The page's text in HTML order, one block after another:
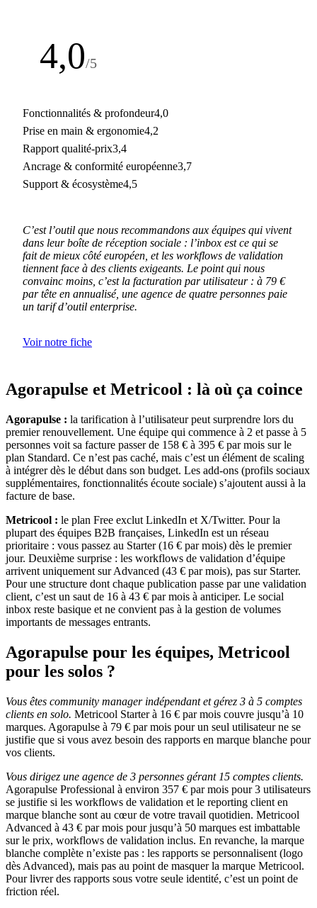
4,0/5
Fonctionnalités & profondeur4,0
Prise en main & ergonomie4,2
Rapport qualité-prix3,4
Ancrage & conformité européenne3,7
Support & écosystème4,5
C’est l’outil que nous recommandons aux équipes qui vivent
dans leur boîte de réception sociale : l’inbox est ce qui se
fait de mieux côté européen, et les workflows de validation
tiennent face à des clients exigeants. Le point qui nous
convainc moins, c’est la facturation par utilisateur : à 79 €
par tête en annualisé, une agence de quatre personnes paie
un tarif d’outil enterprise.
Voir notre fiche
Agorapulse et Metricool : là où ça coince
Agorapulse : la tarification à l’utilisateur peut surprendre lors du
premier renouvellement. Une équipe qui commence à 2 et passe à 5
personnes voit sa facture passer de 158 € à 395 € par mois sur le
plan Standard. Ce n’est pas caché, mais c’est un élément de scaling
à intégrer dès le début dans son budget. Les add-ons (profils sociaux
supplémentaires, fonctionnalités écoute sociale) s’ajoutent aussi à la
facture de base.
Metricool : le plan Free exclut LinkedIn et X/Twitter. Pour la
plupart des équipes B2B françaises, LinkedIn est un réseau
prioritaire : vous passez au Starter (16 € par mois) dès le premier
jour. Deuxième surprise : les workflows de validation d’équipe
arrivent uniquement sur Advanced (43 € par mois), pas sur Starter.
Pour une structure dont chaque publication passe par une validation
client, c’est un saut de 16 à 43 € par mois à anticiper. Le social
inbox reste basique et ne convient pas à la gestion de volumes
importants de messages entrants.
Agorapulse pour les équipes, Metricool
pour les solos ?
Vous êtes community manager indépendant et gérez 3 à 5 comptes
clients en solo. Metricool Starter à 16 € par mois couvre jusqu’à 10
marques. Agorapulse à 79 € par mois pour un seul utilisateur ne se
justifie que si vous avez besoin des rapports en marque blanche pour
vos clients.
Vous dirigez une agence de 3 personnes gérant 15 comptes clients.
Agorapulse Professional à environ 357 € par mois pour 3 utilisateurs
se justifie si les workflows de validation et le reporting client en
marque blanche sont au cœur de votre travail quotidien. Metricool
Advanced à 43 € par mois pour jusqu’à 50 marques est imbattable
sur le prix, workflows de validation inclus. En revanche, la marque
blanche complète n’existe pas : les rapports se personnalisent (logo
dès Advanced), mais pas au point de masquer la marque Metricool.
Pour livrer des rapports sous votre seule identité, c’est un point de
friction réel.